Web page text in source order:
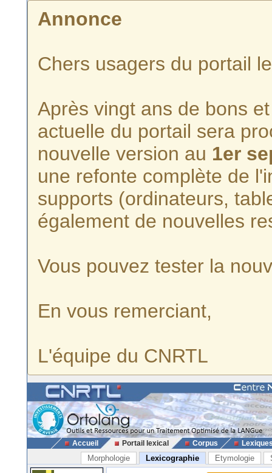
Annonce
Chers usagers du portail
Après vingt ans de bons
actuelle du portail sera
nouvelle version au 1er
une refonte complète de
supports (ordinateurs,
également de nouvelles
Vous pouvez tester la
En vous remerciant,
L'équipe du CNRTL
Accueil Portail lexical Corpus
Morphologie Lexicographie Etymologie